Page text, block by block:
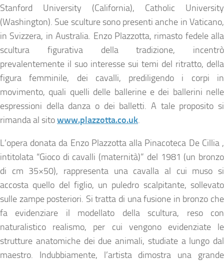
Stanford University (California), Catholic University
(Washington). Sue sculture sono presenti anche in Vaticano,
in Svizzera, in Australia. Enzo Plazzotta, rimasto fedele alla
scultura figurativa della tradizione, incentrò
prevalentemente il suo interesse sui temi del ritratto, della
figura femminile, dei cavalli, prediligendo i corpi in
movimento, quali quelli delle ballerine e dei ballerini nelle
espressioni della danza o dei balletti. A tale proposito si
rimanda al sitowww.plazzotta.co.uk.
L’opera donata da Enzo Plazzotta alla Pinacoteca De Cillia ,
intitolata “Gioco di cavalli (maternità)” del 1981 (un bronzo
di cm 35×50), rappresenta una cavalla al cui muso si
accosta quello del figlio, un puledro scalpitante, sollevato
sulle zampe posteriori. Si tratta di una fusione in bronzo che
fa evidenziare il modellato della scultura, reso con
naturalistico realismo, per cui vengono evidenziate le
strutture anatomiche dei due animali, studiate a lungo dal
maestro. Indubbiamente, l’artista dimostra una grande